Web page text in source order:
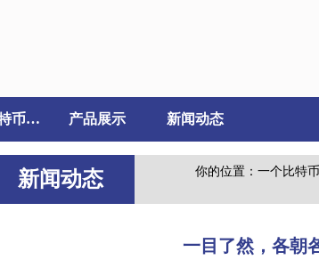
一个比特币要挖多久介绍 产品展示 新闻动态
新闻动态 你的位置： 一个比特
一目了然，各朝